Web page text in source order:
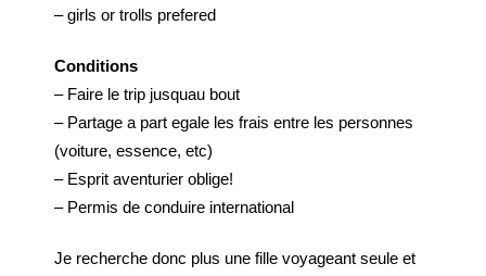
– girls or trolls prefered
Conditions
– Faire le trip jusquau bout
– Partage a part egale les frais entre les personnes
(voiture, essence, etc)
– Esprit aventurier oblige!
– Permis de conduire international
Je recherche donc plus une fille voyageant seule et